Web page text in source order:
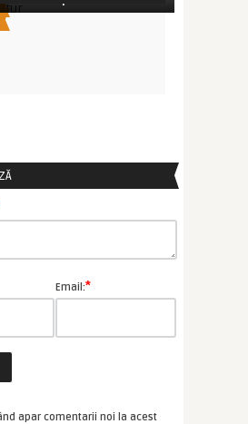
Email:*
apar comentarii noi la acest